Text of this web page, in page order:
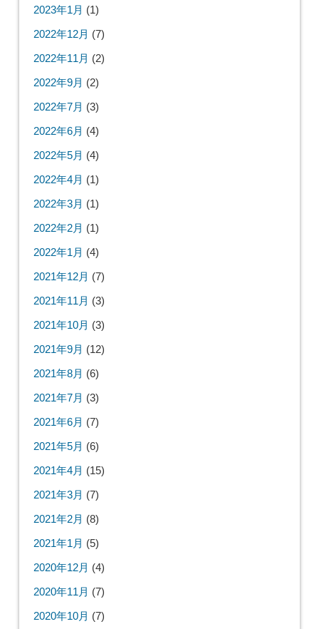
2023年1月 (1)
2022年12月 (7)
2022年11月 (2)
2022年9月 (2)
2022年7月 (3)
2022年6月 (4)
2022年5月 (4)
2022年4月 (1)
2022年3月 (1)
2022年2月 (1)
2022年1月 (4)
2021年12月 (7)
2021年11月 (3)
2021年10月 (3)
2021年9月 (12)
2021年8月 (6)
2021年7月 (3)
2021年6月 (7)
2021年5月 (6)
2021年4月 (15)
2021年3月 (7)
2021年2月 (8)
2021年1月 (5)
2020年12月 (4)
2020年11月 (7)
2020年10月 (7)